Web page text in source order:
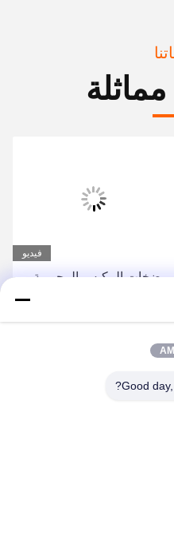
فيديو
مضخات المكبس المحورية
A4FO125_30R-
Good